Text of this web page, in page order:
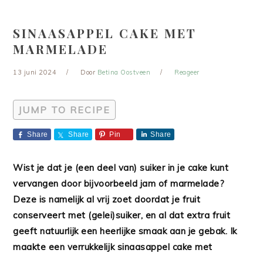
SINAASAPPEL CAKE MET
MARMELADE
13 juni 2024 Door Betina Oostveen Reageer
JUMP TO RECIPE
Share Share Pin Share
Wist je dat je (een deel van) suiker in je cake kunt
vervangen door bijvoorbeeld jam of marmelade?
Deze is namelijk al vrij zoet doordat je fruit
conserveert met (gelei)suiker, en al dat extra fruit
geeft natuurlijk een heerlijke smaak aan je gebak. Ik
maakte een verrukkelijk sinaasappel cake met